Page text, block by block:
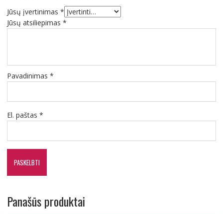
Jūsų įvertinimas *
Jūsų atsiliepimas *
Pavadinimas *
El. paštas *
Panašūs produktai